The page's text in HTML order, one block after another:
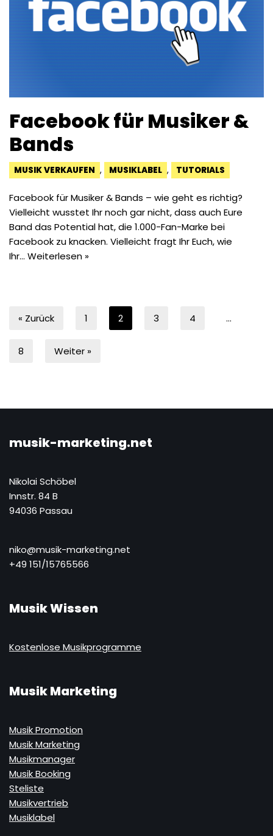
Facebook für Musiker &
Bands
MUSIK VERKAUFEN , MUSIKLABEL , TUTORIALS
Facebook für Musiker & Bands – wie geht es richtig?
Vielleicht wusstet Ihr noch gar nicht, dass auch Eure
Band das Potential hat, die 1.000-Fan-Marke bei
Facebook zu knacken. Vielleicht fragt Ihr Euch, wie
Ihr… Weiterlesen »
« Zurück 1 2 3 4 …
8 Weiter »
musik-marketing.net
Nikolai Schöbel
Innstr. 84 B
94036 Passau
niko@musik-marketing.net
+49 151/15765566
Musik Wissen
Kostenlose Musikprogramme
Musik Marketing
Musik Promotion
Musik Marketing
Musikmanager
Musik Booking
Steliste
Musikvertrieb
Musiklabel